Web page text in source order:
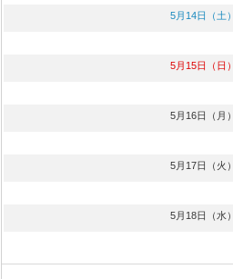
5月14日（土）
5月15日（日）
5月16日（月）
5月17日（火）
5月18日（水）